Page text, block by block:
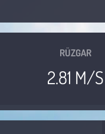
RÜZGAR
2.81 M/S